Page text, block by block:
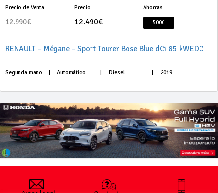
Precio de Venta
12.990€
Precio
12.490€
Ahorras
500€
RENAULT – Mégane – Sport Tourer Bose Blue dCi 85 kWEDC
Segunda mano Automático Diesel 2019